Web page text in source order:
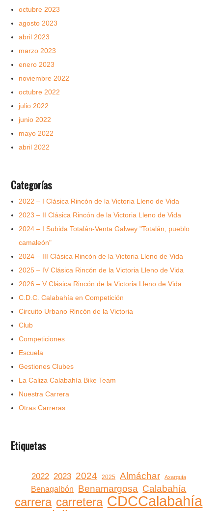
octubre 2023
agosto 2023
abril 2023
marzo 2023
enero 2023
noviembre 2022
octubre 2022
julio 2022
junio 2022
mayo 2022
abril 2022
Categorías
2022 – I Clásica Rincón de la Victoria Lleno de Vida
2023 – II Clásica Rincón de la Victoria Lleno de Vida
2024 – I Subida Totalán-Venta Galwey "Totalán, pueblo
camaleón"
2024 – III Clásica Rincón de la Victoria Lleno de Vida
2025 – IV Clásica Rincón de la Victoria Lleno de Vida
2026 – V Clásica Rincón de la Victoria Lleno de Vida
C.D.C. Calabahía en Competición
Circuito Urbano Rincón de la Victoria
Club
Competiciones
Escuela
Gestiones Clubes
La Caliza Calabahía Bike Team
Nuestra Carrera
Otras Carreras
Etiquetas
2022 2023 2024 2025 Almáchar Axarquía
Benagalbón Benamargosa Calabahía
carrera carretera CDCCalabahía